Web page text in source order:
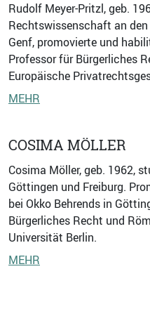
Rudolf Meyer-Pritzl, geb.
Rechtswissenschaft an
Genf, promovierte und
Professor für Bürgerliches
Europäische
MEHR
COSIMA MÖLLER
Cosima Möller, geb. 1962,
Göttingen und Freiburg.
bei Okko Behrends in
Bürgerliches Recht und
Universität Berlin.
MEHR